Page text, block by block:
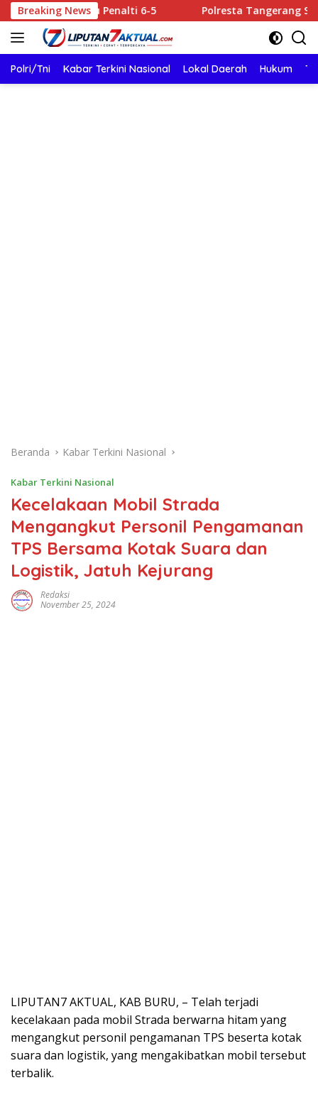
Langsung
ke
konten
Breaking News
Lewat Adu Penalti 6-5 Polresta Tangerang Satukan
Polri/Tni Kabar Terkini Nasional Lokal Daerah Hukum
Beranda Kabar Terkini Nasional
Kabar Terkini Nasional
Kecelakaan Mobil Strada
Mengangkut Personil Pengamanan
TPS Bersama Kotak Suara dan
Logistik, Jatuh Kejurang
Redaksi
November 25, 2024
LIPUTAN7 AKTUAL, KAB BURU, – Telah terjadi
kecelakaan pada mobil Strada berwarna hitam yang
mengangkut personil pengamanan TPS beserta kotak
suara dan logistik, yang mengakibatkan mobil tersebut
terbalik.